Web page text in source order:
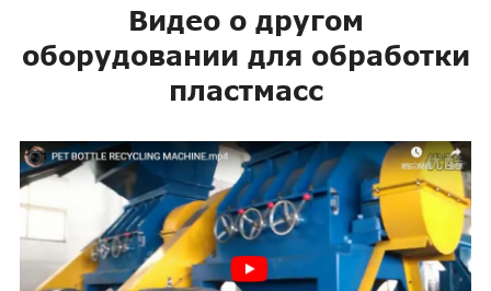
Видео о другом
оборудовании для обработки
пластмасс